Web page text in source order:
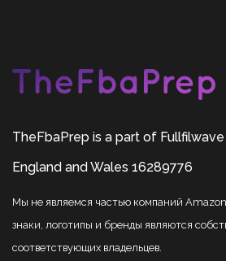
TheFbaPrep is a part of
England and Wales 16289776
Мы не являемся частью компаний
знаки, логотипы и бренды являются
соответствующих владельцев.